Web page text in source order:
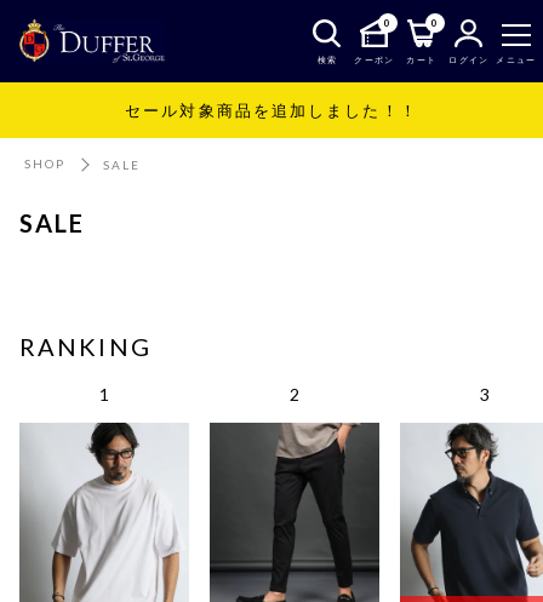
検索
0
クーポン
0
カート ログイン メニュー
セール対象商品を追加しました！！
SHOP SALE
SALE
RANKING